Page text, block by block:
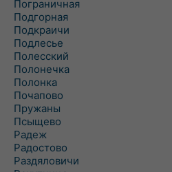
Пограничная
Подгорная
Подкраичи
Подлесье
Полесский
Полонечка
Полонка
Почапово
Пружаны
Псыщево
Радеж
Радостово
Раздяловичи